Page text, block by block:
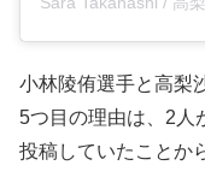
小林陵侑選手と高梨
5つ目の理由は、2人
投稿していたことか